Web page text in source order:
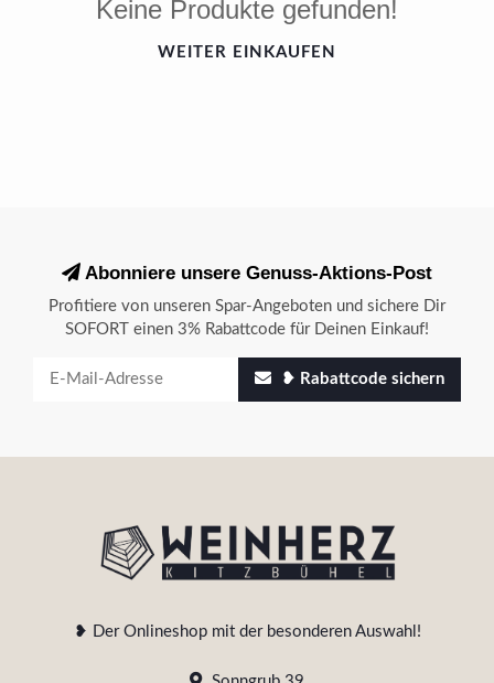
Keine Produkte gefunden!
WEITER EINKAUFEN
Abonniere unsere Genuss-Aktions-Post
Profitiere von unseren Spar-Angeboten und sichere Dir
SOFORT einen 3% Rabattcode für Deinen Einkauf!
❥ Rabattcode sichern
❥ Der Onlineshop mit der besonderen Auswahl!